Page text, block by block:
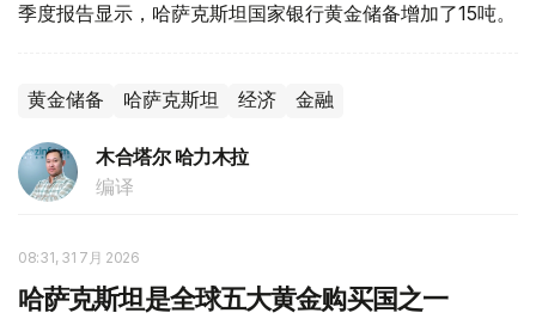
季度报告显示，哈萨克斯坦国家银行黄金储备增加了15吨。
黄金储备 哈萨克斯坦 经济 金融
木合塔尔 哈力木拉
编译
08:31, 31 7月 2026
哈萨克斯坦是全球五大黄金购买国之一